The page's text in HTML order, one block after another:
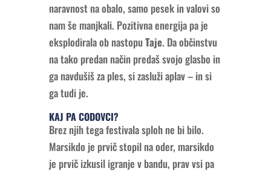
naravnost na obalo, samo pesek in valovi so
nam še manjkali. Pozitivna energija pa je
eksplodirala ob nastopu Taje. Da občinstvu
na tako predan način predaš svojo glasbo in
ga navdušiš za ples, si zasluži aplav – in si
ga tudi je.
KAJ PA CODOVCI?
Brez njih tega festivala sploh ne bi bilo.
Marsikdo je prvič stopil na oder, marsikdo
je prvič izkusil igranje v bandu, prav vsi pa